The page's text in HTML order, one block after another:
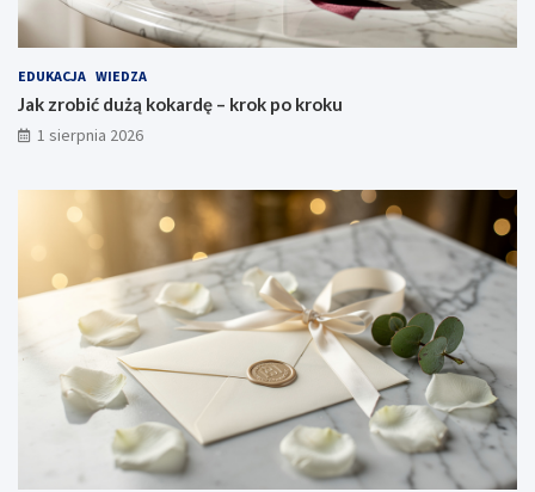
EDUKACJA WIEDZA
Jak zrobić dużą kokardę – krok po kroku
1 sierpnia 2026